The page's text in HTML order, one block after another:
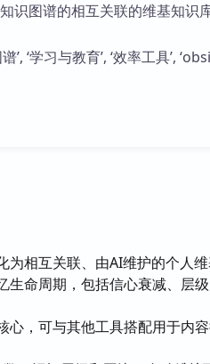
识图谱的相互关联的维基知识
’, ‘学习与教育’, ‘效率工具’,
为相互关联、由AI维护的个人
命周期，包括信心衰减、层
心，可与其他工具搭配用于内